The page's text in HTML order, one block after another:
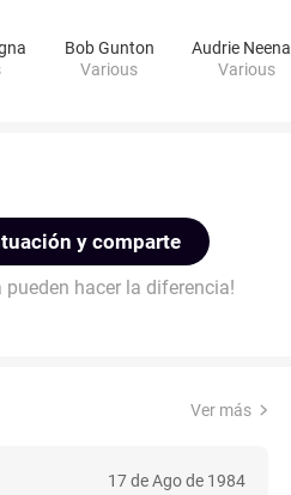
Bob Gunton
Various
Audrie
Various
y comparte
pueden hacer la diferencia!
Ver más
17 de Ago de 1984